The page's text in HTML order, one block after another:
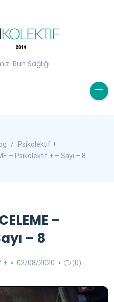
Ruh Sağlığı
Psikolektif +
– Psikolektif + – Sayı – 8
–
– 8
+ 02/08/2020 (0)